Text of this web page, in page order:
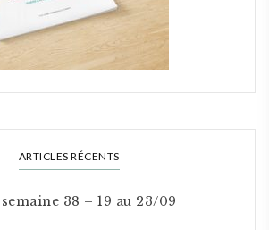
ARTICLES RÉCENTS
38 – 19 au 23/09